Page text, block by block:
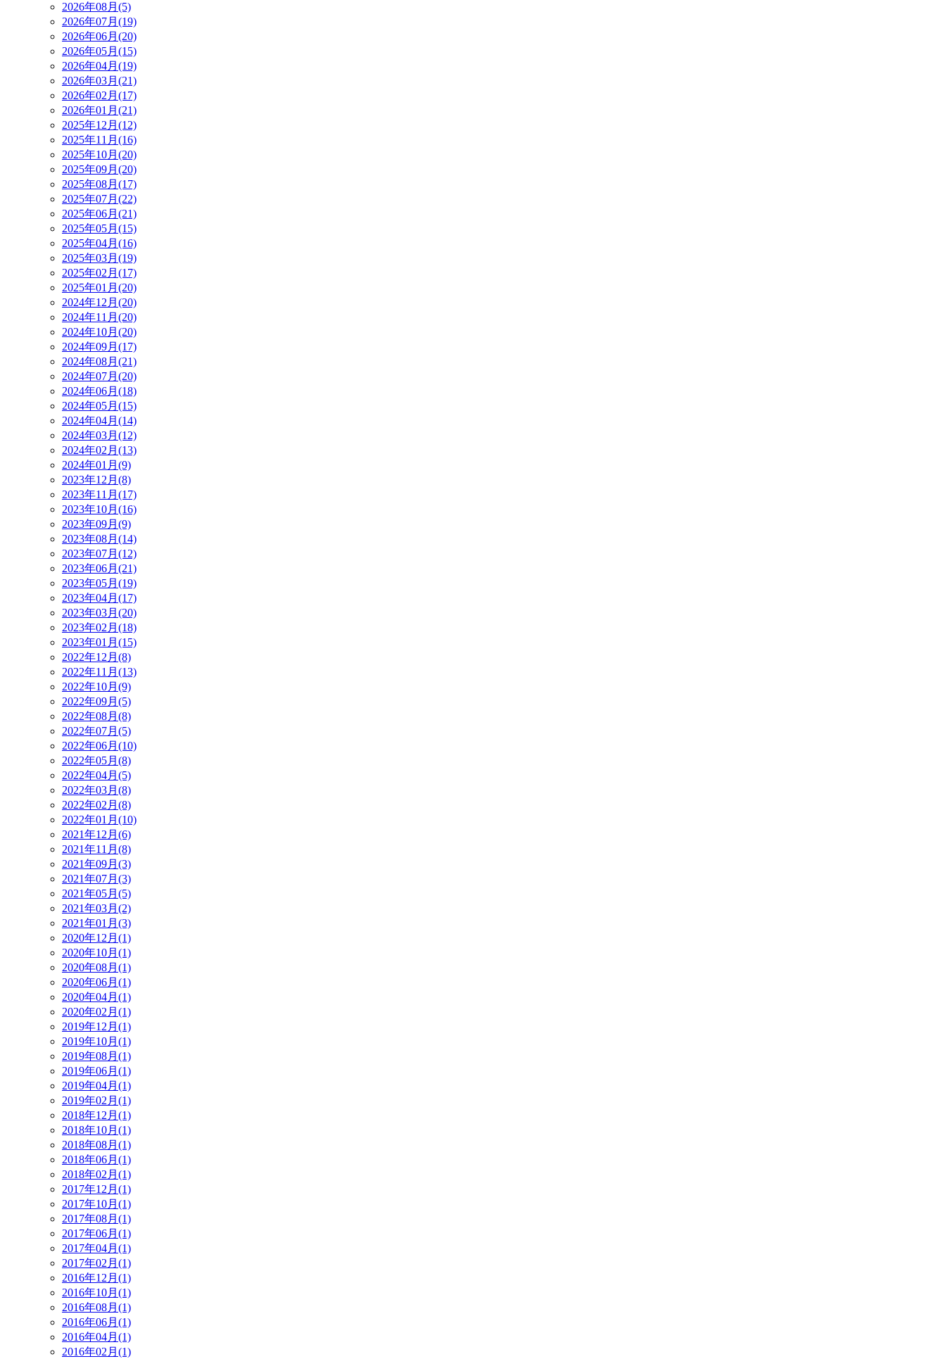
2026年08月(5)
2026年07月(19)
2026年06月(20)
2026年05月(15)
2026年04月(19)
2026年03月(21)
2026年02月(17)
2026年01月(21)
2025年12月(12)
2025年11月(16)
2025年10月(20)
2025年09月(20)
2025年08月(17)
2025年07月(22)
2025年06月(21)
2025年05月(15)
2025年04月(16)
2025年03月(19)
2025年02月(17)
2025年01月(20)
2024年12月(20)
2024年11月(20)
2024年10月(20)
2024年09月(17)
2024年08月(21)
2024年07月(20)
2024年06月(18)
2024年05月(15)
2024年04月(14)
2024年03月(12)
2024年02月(13)
2024年01月(9)
2023年12月(8)
2023年11月(17)
2023年10月(16)
2023年09月(9)
2023年08月(14)
2023年07月(12)
2023年06月(21)
2023年05月(19)
2023年04月(17)
2023年03月(20)
2023年02月(18)
2023年01月(15)
2022年12月(8)
2022年11月(13)
2022年10月(9)
2022年09月(5)
2022年08月(8)
2022年07月(5)
2022年06月(10)
2022年05月(8)
2022年04月(5)
2022年03月(8)
2022年02月(8)
2022年01月(10)
2021年12月(6)
2021年11月(8)
2021年09月(3)
2021年07月(3)
2021年05月(5)
2021年03月(2)
2021年01月(3)
2020年12月(1)
2020年10月(1)
2020年08月(1)
2020年06月(1)
2020年04月(1)
2020年02月(1)
2019年12月(1)
2019年10月(1)
2019年08月(1)
2019年06月(1)
2019年04月(1)
2019年02月(1)
2018年12月(1)
2018年10月(1)
2018年08月(1)
2018年06月(1)
2018年02月(1)
2017年12月(1)
2017年10月(1)
2017年08月(1)
2017年06月(1)
2017年04月(1)
2017年02月(1)
2016年12月(1)
2016年10月(1)
2016年08月(1)
2016年06月(1)
2016年04月(1)
2016年02月(1)